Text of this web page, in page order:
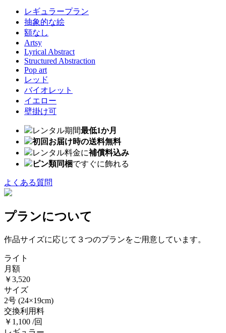
レギュラープラン
抽象的な絵
額なし
Artsy
Lyrical Abstract
Structured Abstraction
Pop art
レッド
バイオレット
イエロー
壁掛け可
レンタル期間最低1か月
初回お届け時の送料無料
レンタル料金に補償料込み
ピン類同梱ですぐに飾れる
よくある質問
プランについて
作品サイズに応じて３つのプランをご用意しています。
ライト
月額
￥3,520
サイズ
2号 (24×19cm)
交換利用料
￥1,100 /回